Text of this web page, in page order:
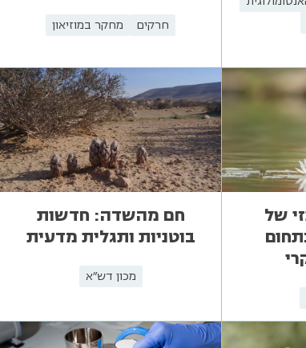
חרקים מחקר במוזיאון
של
חם מהשדה: חדשות
בוטניות ותגלית מדעית
מכון דש"א